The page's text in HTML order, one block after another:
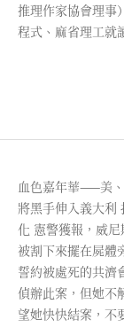
推理作家協會理事
程式、麻省理工就
血色嘉年華——美
將黑手伸入義大利
化 憲警獲報，威
被割下來擺在屍體
誓約被處死的共濟
偵辦此案，但她不
望她快快結案，不